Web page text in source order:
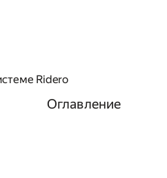
Ridero
Оглавление